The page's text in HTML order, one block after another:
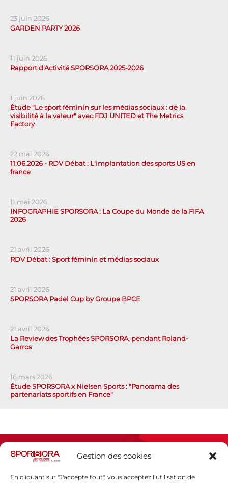
Gestion des cookies
En cliquant sur "J'accepte tout", vous acceptez l’utilisation de
23 juin 2026
GARDEN PARTY 2026
11 juin 2026
Rapport d'Activité SPORSORA 2025-2026
1 juin 2026
Étude "Le sport féminin sur les médias sociaux : de la
visibilité à la valeur" avec FDJ UNITED et The Metrics
Factory
22 mai 2026
11.06.2026 - RDV Débat : L'implantation des sports US en
france
11 mai 2026
INFOGRAPHIE SPORSORA : La Coupe du Monde de la FIFA
2026
21 avril 2026
RDV Débat : Sport féminin et médias sociaux
21 avril 2026
SPORSORA Padel Cup by Groupe BPCE
21 avril 2026
La Review des Trophées SPORSORA, pendant Roland-
Garros
16 mars 2026
Étude SPORSORA x Nielsen Sports : "Panorama des
partenariats sportifs en France"